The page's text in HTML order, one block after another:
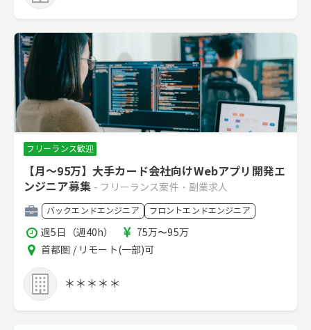
フリーランス歓迎
【月～95万】大手カード会社向けWebアプリ開発エ
ンジニア募集 - フリーランス案件・副業求人
職
種
バックエンドエンジニア フロントエンドエンジニア
稼
働
時
間
週5日（週40h）
報
酬
75万〜95万
エ
ア
首都圏 / リモート(一部)可
＊＊＊＊＊